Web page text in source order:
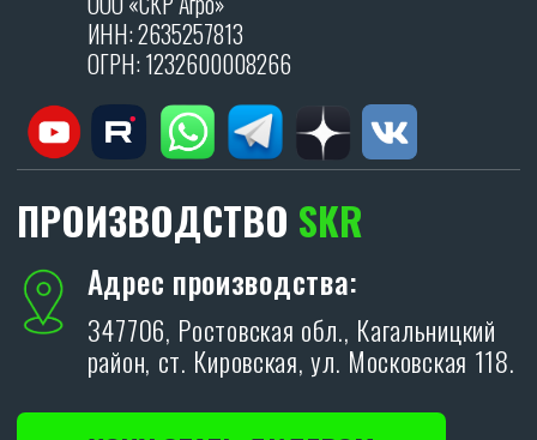
Политика конфиденциальности.
ОТПРАВИТЬ